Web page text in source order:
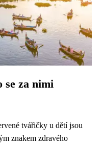
se za nimi
tvářičky u dětí jsou
znakem zdravého